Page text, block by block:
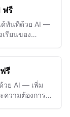
ฟรี
ด้ทันทีด้วย AI —
รียนของ
รี
วย AI — เพิ่ม
ความต้องการ